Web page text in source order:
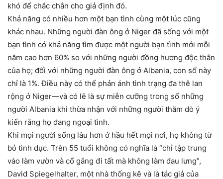
khó để chắc chắn cho giả định đó.
Khả năng có nhiều hơn một bạn tình cùng một lúc cũng
khác nhau. Những người đàn ông ở Niger đã sống với một
bạn tình có khả năng tìm được một người bạn tình mới mỗi
năm cao hơn 60% so với những người đồng hương độc thân
của họ; đối với những người đàn ông ở Albania, con số này
chỉ là 1%. Điều này có thể phản ánh tình trạng đa thê lan
rộng ở Niger—và có lẽ là sự miễn cưỡng trong số những
người Albania khi thừa nhận với những người thăm dò ý
kiến rằng họ đang ngoại tình.
Khi mọi người sống lâu hơn ở hầu hết mọi nơi, họ không từ
bỏ tình dục. Trên 55 tuổi không có nghĩa là “chỉ tập trung
vào làm vườn và cố gắng đi tất mà không làm đau lưng”,
David Spiegelhalter, một nhà thống kê và là tác giả của